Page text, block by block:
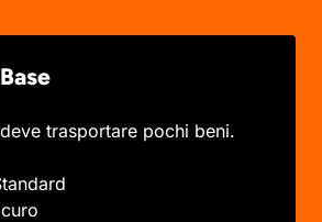
trasportare pochi beni.